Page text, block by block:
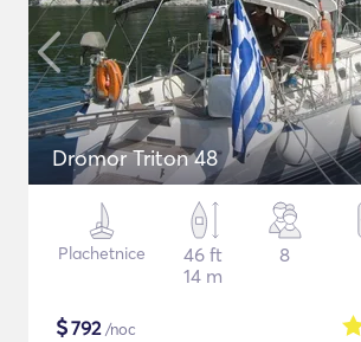
Dromor Triton 48
Plachetnice
46 ft
14 m
8
$792/noc